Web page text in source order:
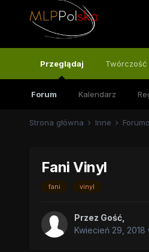
Przeglądaj
Forum Kalendarz
Twórczość
Strona główna Inne
Fani Vinyl
fani vinyl
Przez Gość,
Kwiecień 29, 2018